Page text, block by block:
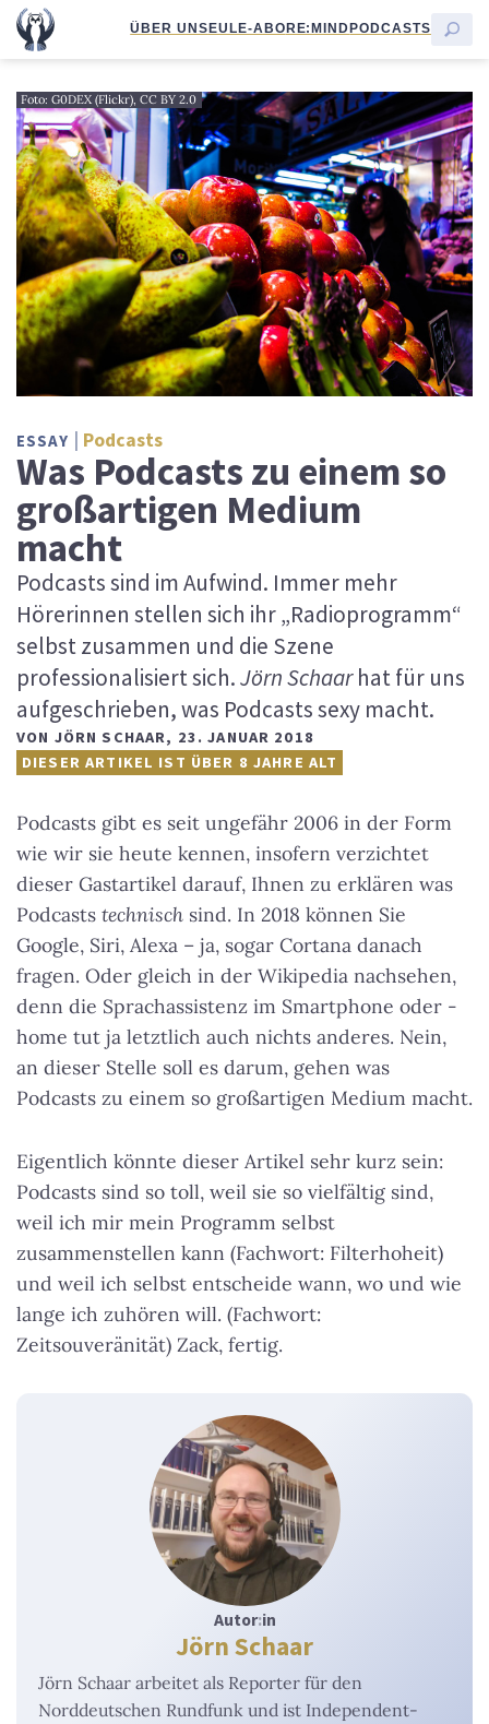
ÜBER UNSEULE-ABORE:MINDPODCASTS
Foto: G0DEX (Flickr), CC BY 2.0
ESSAY Podcasts
Was Podcasts zu einem so
großartigen Medium
macht
Podcasts sind im Aufwind. Immer mehr
Hörerinnen stellen sich ihr „Radioprogramm“
selbst zusammen und die Szene
professionalisiert sich.Jörn Schaarhat für uns
aufgeschrieben, was Podcasts sexy macht.
VON JÖRN SCHAAR, 23. JANUAR 2018
DIESER ARTIKEL IST ÜBER 8 JAHRE ALT
Podcasts gibt es seit ungefähr 2006 in der Form
wie wir sie heute kennen, insofern verzichtet
dieser Gastartikel darauf, Ihnen zu erklären was
Podcasts technisch sind. In 2018 können Sie
Google, Siri, Alexa – ja, sogar Cortana danach
fragen. Oder gleich in der Wikipedia nachsehen,
denn die Sprachassistenz im Smartphone oder -
home tut ja letztlich auch nichts anderes. Nein,
an dieser Stelle soll es darum, gehen was
Podcasts zu einem so großartigen Medium macht.
Eigentlich könnte dieser Artikel sehr kurz sein:
Podcasts sind so toll, weil sie so vielfältig sind,
weil ich mir mein Programm selbst
zusammenstellen kann (Fachwort: Filterhoheit)
und weil ich selbst entscheide wann, wo und wie
lange ich zuhören will. (Fachwort:
Zeitsouveränität) Zack, fertig.
Autor:in
Jörn Schaar
Jörn Schaar arbeitet als Reporter für den
Norddeutschen Rundfunk und ist Independent-